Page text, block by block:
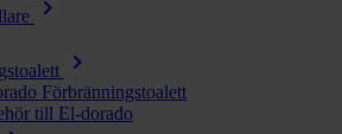
chevron_right
chevron_right
Förbränningstoalett
till El-dorado